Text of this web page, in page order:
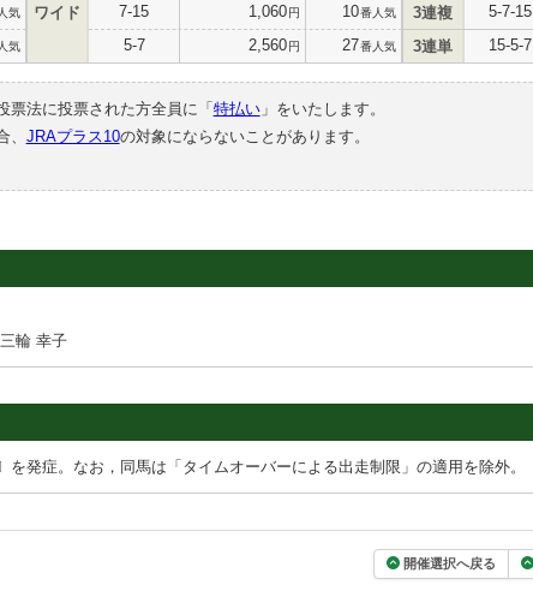
気
気
ワイド 7-15 1,060円 10番人気
5-7 2,560円 27番人気
3連複 5-7-15
3連単 15-5-7
票法に投票された方全員に「 特払い」をいたします。
JRAプラス10の対象にならないことがあります。
輪 幸子
発症。なお，同馬は「タイムオーバーによる出走制限」の適用を除外。
開催選択へ戻る